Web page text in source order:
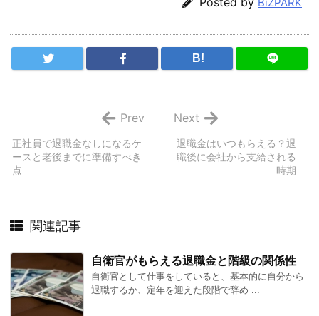
B!
退職金はいつもらえる？退
職後に会社から支給される
時期
Next
正社員で退職金なしになるケ
ースと老後までに準備すべき
点
Prev
関連記事
自衛官がもらえる退職金と階級の関係性
自衛官として仕事をしていると、基本的に自分から
退職するか、定年を迎えた段階で辞め ...